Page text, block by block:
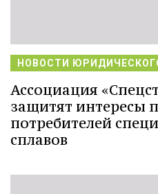
НОВОСТИ
Ассоциация
защитят интересы
потребителей
сплавов